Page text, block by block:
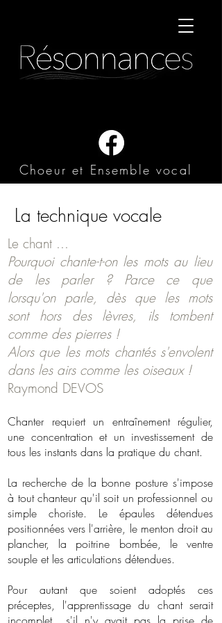
Choeur et Ensemble vocal
La technique vocale
Le chant ...
Pourquoi chante-t-on les mots au lieu
de les parler ? Parce ce que
lorsqu'on parle, dès que les mots
sont hors des lèvres, ils tombent
comme des pierres !
Alors que les mots chantés s'envolent
dans les airs comme les oiseaux !
Raymond DEVOS
Chanter requiert un entraînement régulier,
une concentration et un investissement de
tous les instants dans la pratique du chant.
La recherche de la bonne posture s'impose
à tout chanteur qu'il soit un professionnel ou
simple choriste. Le épaules détendues
positionnées vers l'arrière, le menton droit au
plancher, la poitrine bombée, le ventre
souple et les articulations détendues.
Pour autant que soient adoptés ces
préceptes, l'apprentissage du chant serait